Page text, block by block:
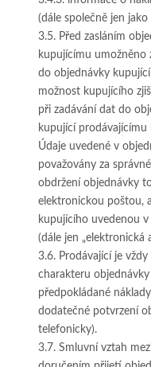
(dále společně jen jako
3.5. Před zasláním
kupujícímu umožněno
do objednávky
možnost kupujícího
při zadávání dat do
kupující prodávajícímu
Údaje uvedené v
považovány za
obdržení objednávky
elektronickou poštou,
kupujícího uvedenou
(dále jen „elektronická
3.6. Prodávající je
charakteru
předpokládané
dodatečné potvrzení
telefonicky).
3.7. Smluvní vztah